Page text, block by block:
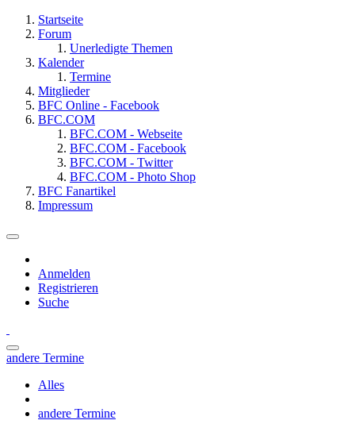
Startseite
Forum
Unerledigte Themen
Kalender
Termine
Mitglieder
BFC Online - Facebook
BFC.COM
BFC.COM - Webseite
BFC.COM - Facebook
BFC.COM - Twitter
BFC.COM - Photo Shop
BFC Fanartikel
Impressum
Anmelden
Registrieren
Suche
andere Termine
Alles
andere Termine